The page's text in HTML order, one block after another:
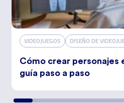
VIDEOJUEGOS DISEÑO DE
Cómo crear personajes
guía paso a paso